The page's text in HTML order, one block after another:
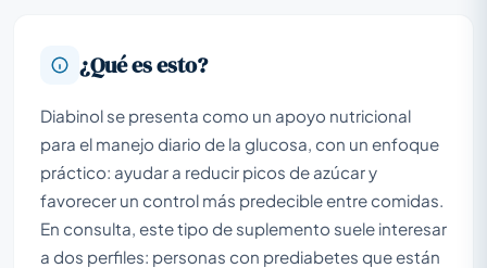
¿Qué es esto?
Diabinol se presenta como un apoyo nutricional
para el manejo diario de la glucosa, con un enfoque
práctico: ayudar a reducir picos de azúcar y
favorecer un control más predecible entre comidas.
En consulta, este tipo de suplemento suele interesar
a dos perfiles: personas con prediabetes que están